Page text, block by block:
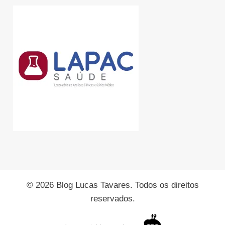
© 2026 Blog Lucas Tavares. Todos os direitos
reservados.